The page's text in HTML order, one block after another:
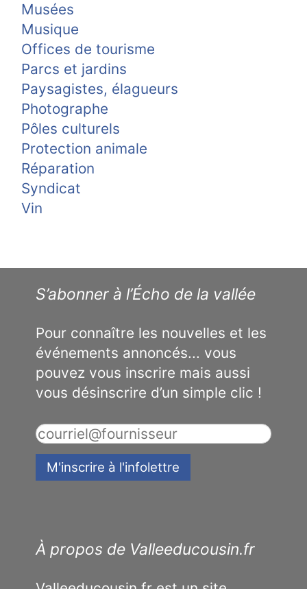
Musées
Musique
Offices de tourisme
Parcs et jardins
Paysagistes, élagueurs
Photographe
Pôles culturels
Protection animale
Réparation
Syndicat
Vin
S’abonner à l’Écho de la vallée
Pour connaître les nouvelles et les
événements annoncés... vous
pouvez vous inscrire mais aussi
vous désinscrire d’un simple clic !
À propos de Valleeducousin.fr